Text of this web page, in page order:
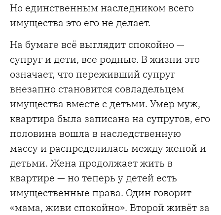
Но единственным наследником всего
имущества это его не делает.
На бумаге всё выглядит спокойно —
супруг и дети, все родные. В жизни это
означает, что переживший супруг
внезапно становится совладельцем
имущества вместе с детьми. Умер муж,
квартира была записана на супругов, его
половина вошла в наследственную
массу и распределилась между женой и
детьми. Жена продолжает жить в
квартире — но теперь у детей есть
имущественные права. Один говорит
«мама, живи спокойно». Второй живёт за